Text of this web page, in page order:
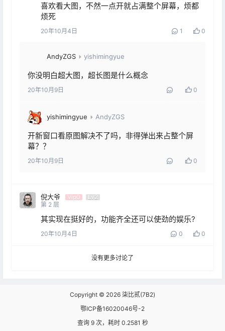
喜欢看大图，不然一点开就占满整个屏幕，烦都
烦死
20年10月4日 1 0
AndyZGS yishimingyue
你没明白超大图，超长图是什么概念
20年10月9日 0
yishimingyue AndyZGS
开新窗口看原图解决不了吗，非得弹出来占整个屏
幕？？
20年10月9日 0
倪大爷 Vip0
Lv2
第 2 层
其实现在挺好的，功能齐全还可以使劲的娱乐?
20年10月4日 0 0
没有更多讨论了
Copyright © 2026 柒比贰(7B2)
鄂ICP备16020046号-2
查询 9 次，耗时 0.2581 秒